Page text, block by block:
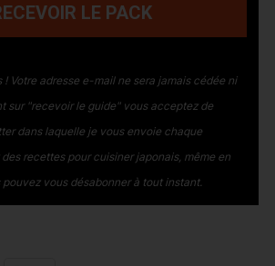
LE PACK
! Votre adresse e-mail ne sera jamais cédée ni
sur "recevoir le guide" vous acceptez de
dans laquelle je vous envoie chaque
recettes pour cuisiner japonais, même en
pouvez vous désabonner à tout instant.